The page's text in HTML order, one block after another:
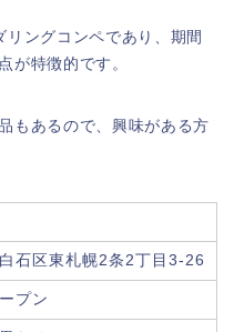
ングコンペであり、期間
が特徴的です。
もあるので、興味がある方
石区東札幌2条2丁目3-26
プン